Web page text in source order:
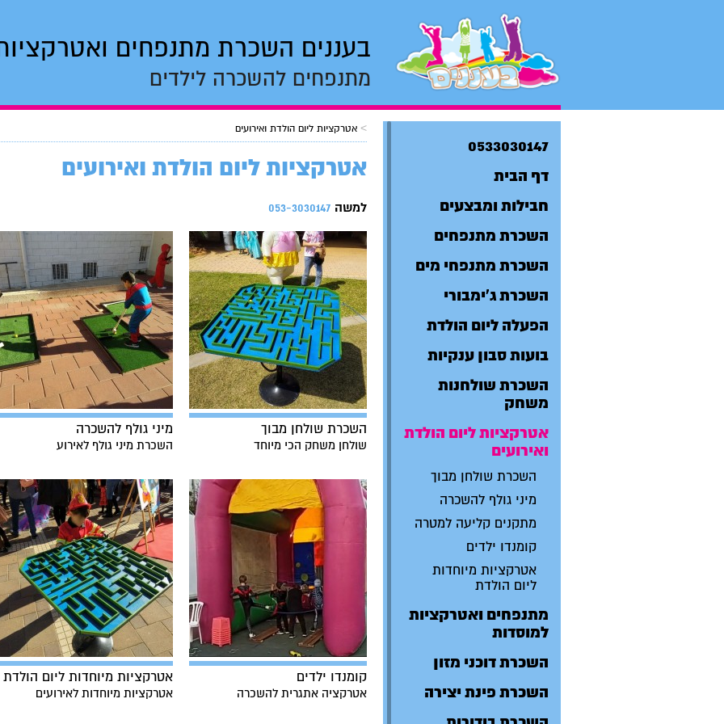
בעננים השכרת מתנפחים
מתנפחים להשכרה לילדים
0533030147
דף הבית
חבילות ומבצעים
השכרת מתנפחים
השכרת מתנפחי מים
השכרת ג'ימבורי
הפעלה ליום הולדת
בועות סבון ענקיות
השכרת שולחנות
משחק
אטרקציות ליום הולדת
ואירועים
השכרת שולחן מבוך
מיני גולף להשכרה
מתקנים קליעה למטרה
קומנדו ילדים
אטרקציות מיוחדות
ליום הולדת
מתנפחים ואטרקציות
למוסדות
השכרת דוכני מזון
השכרת פינת יצירה
> אטרקציות ליום הולדת ואירועים
אטרקציות ליום הולדת ואירועים
למשה 053-3030147
השכרת שולחן מבוך
שולחן משחק הכי מיוחד
מיני גולף להשכרה
השכרת מיני גולף לאירוע
קומנדו ילדים
אטרקציה אתגרית להשכרה
אטרקציות מיוחדות ליום הולדת
אטרקציות מיוחדות לאירועים